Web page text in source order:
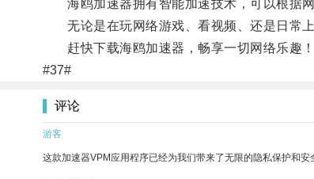
海鸥加速器拥有智能加速技术，可以根据网
无论是在玩网络游戏、看视频、还是日常上
赶快下载海鸥加速器，畅享一切网络乐趣！
#37#
评论
游客
这款加速器VPM应用程序已经为我们带来了无限的隐私保护和安